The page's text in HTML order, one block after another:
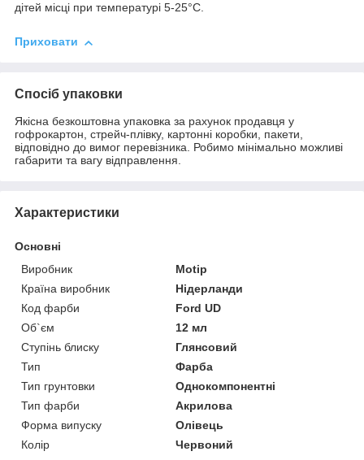
дітей місці при температурі 5-25°C.
Приховати
Спосіб упаковки
Якісна безкоштовна упаковка за рахунок продавця у
гофрокартон, стрейч-плівку, картонні коробки, пакети,
відповідно до вимог перевізника. Робимо мінімально можливі
габарити та вагу відправлення.
Характеристики
Основні
Виробник
Motip
Країна виробник
Нідерланди
Код фарби
Ford UD
Об`єм
12 мл
Ступінь блиску
Глянсовий
Тип
Фарба
Тип грунтовки
Однокомпонентні
Тип фарби
Акрилова
Форма випуску
Олівець
Колір
Червоний